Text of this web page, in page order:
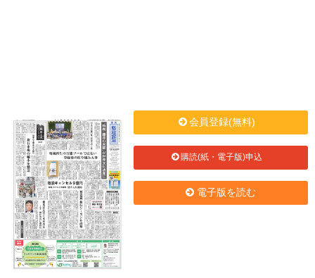
会員登録(無料)
購読(紙・電子版)申込
電子版を読む